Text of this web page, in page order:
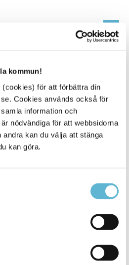
kommun!
för att förbättra din
Cookies används också för
information och
nödvändiga för att webbsidorna
kan du välja att stänga
kan göra.
500
500